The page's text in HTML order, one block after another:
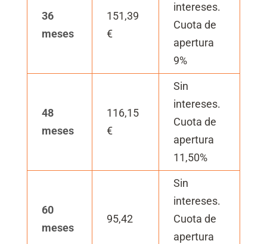
36
meses
151,39
€
intereses.
Cuota de
apertura
9%
48
meses
116,15
€
Sin
intereses.
Cuota de
apertura
11,50%
60
meses
95,42
Sin
intereses.
Cuota de
apertura